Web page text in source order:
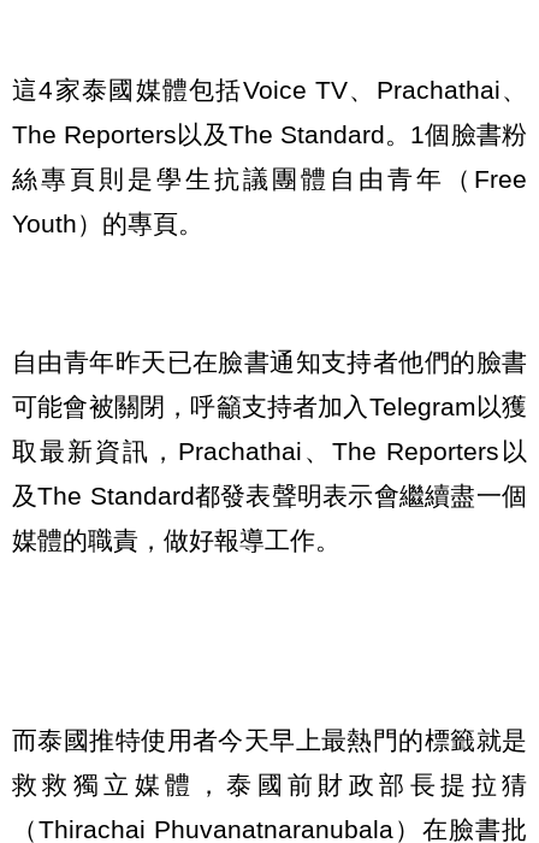
這4家泰國媒體包括Voice TV、Prachathai、
The Reporters以及The Standard。1個臉書粉
絲專頁則是學生抗議團體自由青年（Free
Youth）的專頁。
自由青年昨天已在臉書通知支持者他們的臉書
可能會被關閉，呼籲支持者加入Telegram以獲
取最新資訊，Prachathai、The Reporters以
及The Standard都發表聲明表示會繼續盡一個
媒體的職責，做好報導工作。
而泰國推特使用者今天早上最熱門的標籤就是
救救獨立媒體，泰國前財政部長提拉猜
（Thirachai Phuvanatnaranubala）在臉書批